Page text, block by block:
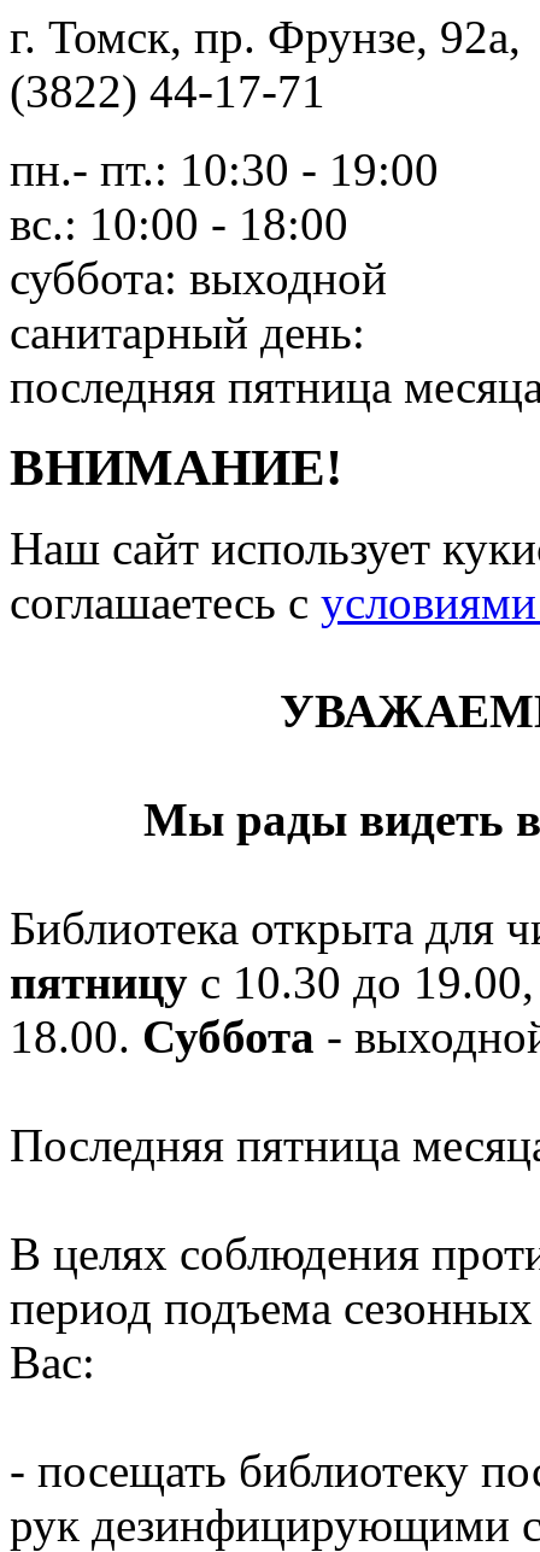
г. Томск, пр. Фрунзе,
(3822) 44-17-71
пн.- пт.: 10:30 - 19:00
вс.: 10:00 - 18:00
суббота: выходной
санитарный день:
последняя пятница
ВНИМАНИЕ!
Наш сайт использует
соглашаетесь c
Мы рады видеть
Библиотека открыта для
пятницу с 10.30 до
18.00. Суббота -
Последняя пятница
В целях соблюдения
период подъема
Вас:
- посещать библиотеку
рук дезинфицирующими